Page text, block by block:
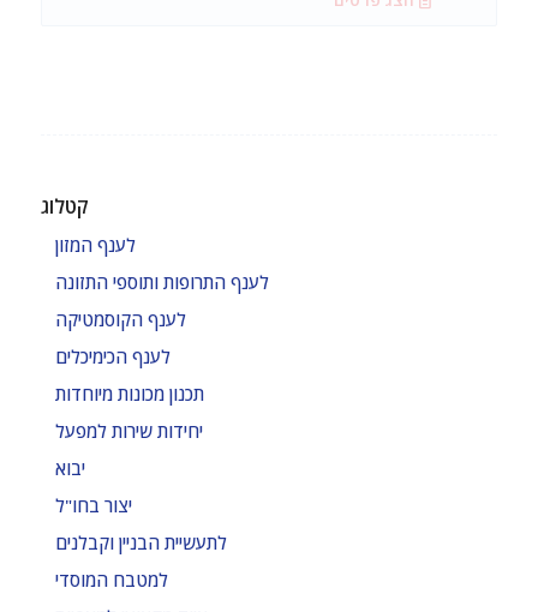
קטלוג
לענף המזון
לענף התרופות ותוספי התזונה
לענף הקוסמטיקה
לענף הכימיכלים
תכנון מכונות מיוחדות
יחידות שירות למפעל
יבוא
יצור בחו"ל
לתעשיית הבניין וקבלנים
למטבח המוסדי